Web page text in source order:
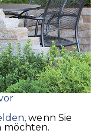
, wenn Sie
möchten.